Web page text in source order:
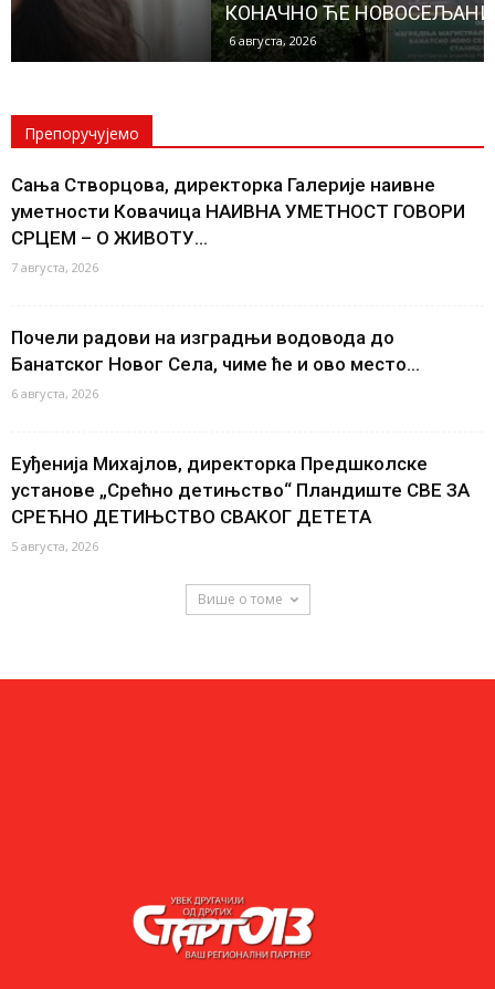
КОНАЧНО ЋЕ НОВОСЕЉАНИ ИМАТИ...
6 августа, 2026
Препоручујемо
Сања Створцова, директорка Галерије наивне
уметности Ковачица НАИВНА УМЕТНОСТ ГОВОРИ
СРЦЕМ – О ЖИВОТУ...
7 августа, 2026
Почели радови на изградњи водовода до
Банатског Новог Села, чиме ће и ово место...
6 августа, 2026
Еуђенија Михајлов, директорка Предшколске
установе „Срећно детињство“ Пландиште СВЕ ЗА
СРЕЋНО ДЕТИЊСТВО СВАКОГ ДЕТЕТА
5 августа, 2026
Више о томе